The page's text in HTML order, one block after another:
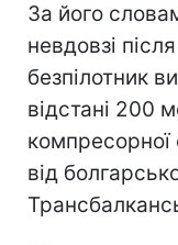
За його
невдовзі
безпілотник
відстані 200
компресорної
від